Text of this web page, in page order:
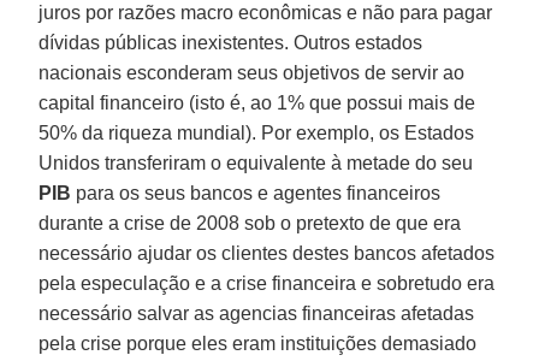
juros por razões macro econômicas e não para pagar
dívidas públicas inexistentes. Outros estados
nacionais esconderam seus objetivos de servir ao
capital financeiro (isto é, ao 1% que possui mais de
50% da riqueza mundial). Por exemplo, os Estados
Unidos transferiram o equivalente à metade do seu
PIB para os seus bancos e agentes financeiros
durante a crise de 2008 sob o pretexto de que era
necessário ajudar os clientes destes bancos afetados
pela especulação e a crise financeira e sobretudo era
necessário salvar as agencias financeiras afetadas
pela crise porque eles eram instituições demasiado